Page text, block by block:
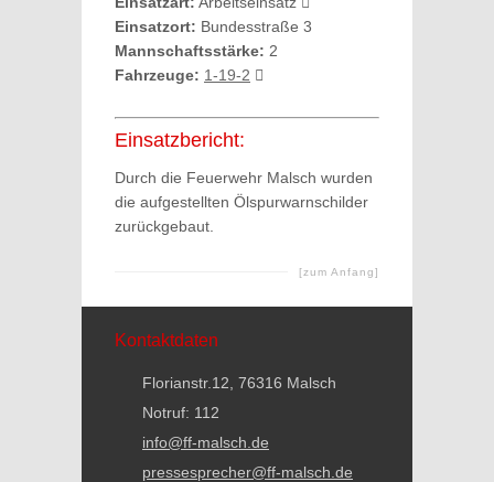
Einsatzort: Bundesstraße 3
Mannschaftsstärke: 2
Fahrzeuge: 1-19-2
Einsatzbericht:
Durch die Feuerwehr Malsch wurden
die aufgestellten Ölspurwarnschilder
zurückgebaut.
[zum Anfang]
Kontaktdaten
Florianstr.12, 76316 Malsch
Notruf: 112
info@ff-malsch.de
pressesprecher@ff-malsch.de